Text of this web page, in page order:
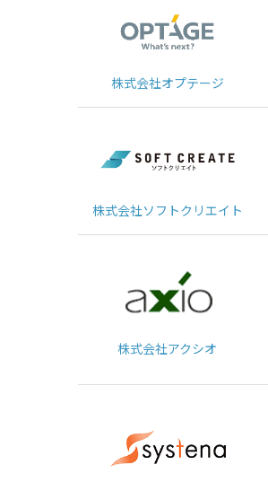
株式会社オプテージ
株式会社ソフトクリエイト
株式会社アクシオ